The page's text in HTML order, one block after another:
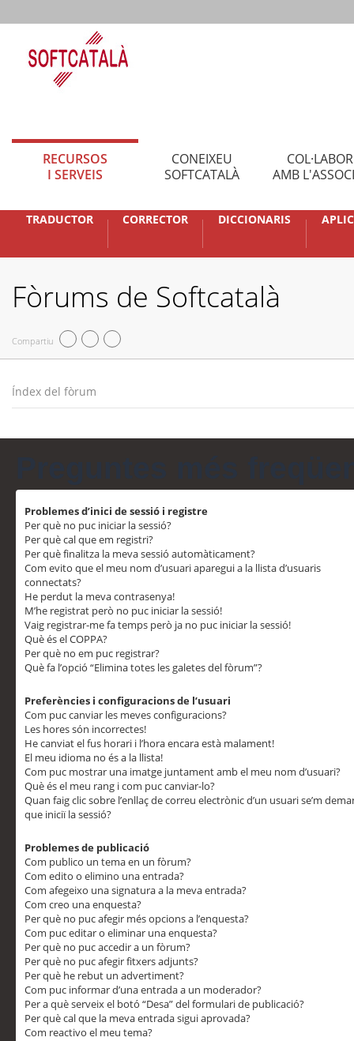
RECURSOS
I SERVEIS
CONEIXEU
SOFTCATALÀ
AMB
TRADUCTOR CORRECTOR DICCIONARIS
Fòrums de Softcatalà
Compartiu
Índex del fòrum
Problemes d’inici de sessió i registre
Per què no puc iniciar la sessió?
Per què cal que em registri?
Per què finalitza la meva sessió automàticament?
Com evito que el meu nom d’usuari aparegui a la llista d’usuaris
connectats?
He perdut la meva contrasenya!
M’he registrat però no puc iniciar la sessió!
Vaig registrar-me fa temps però ja no puc iniciar la sessió!
Què és el COPPA?
Per què no em puc registrar?
Què fa l’opció “Elimina totes les galetes del fòrum”?
Preferències i configuracions de l’usuari
Com puc canviar les meves configuracions?
Les hores són incorrectes!
He canviat el fus horari i l’hora encara està malament!
El meu idioma no és a la llista!
Com puc mostrar una imatge juntament amb el meu nom d’usuari?
Què és el meu rang i com puc canviar-lo?
Quan faig clic sobre l’enllaç de correu electrònic d’un usuari se’m
que iniciï la sessió?
Problemes de publicació
Com publico un tema en un fòrum?
Com edito o elimino una entrada?
Com afegeixo una signatura a la meva entrada?
Com creo una enquesta?
Per què no puc afegir més opcions a l’enquesta?
Com puc editar o eliminar una enquesta?
Per què no puc accedir a un fòrum?
Per què no puc afegir fitxers adjunts?
Per què he rebut un advertiment?
Com puc informar d’una entrada a un moderador?
Per a què serveix el botó “Desa” del formulari de publicació?
Per què cal que la meva entrada sigui aprovada?
Com reactivo el meu tema?